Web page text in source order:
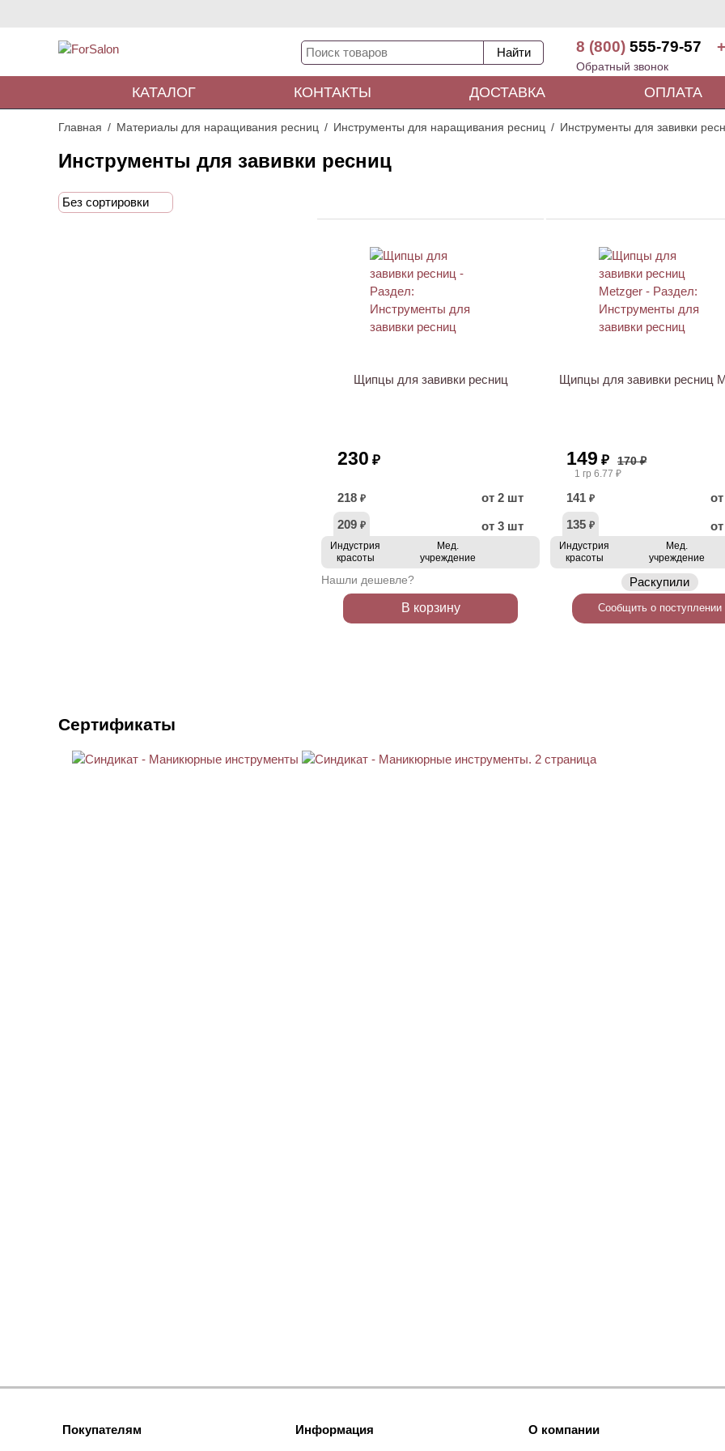
8 (800) 555-79-57
Обратный звонок
КАТАЛОГ КОНТАКТЫ ДОСТАВКА ОПЛАТА
Главная Материалы для наращивания ресниц Инструменты для наращивания ресниц Инструменты для завивки
Инструменты для завивки ресниц
Без сортировки
Щипцы для завивки ресниц
230 ₽
218 ₽
от 2 шт
209 ₽ от 3 шт
Индустрия
красоты
Мед.
учреждение
Нашли дешевле?
В корзину
Щипцы для завивки ресниц
149 ₽ 170 ₽
1 гр 6.77 ₽
141 ₽
135 ₽
Индустрия
красоты
Мед.
учреждение
Раскупили
Сообщить о поступлении
Сертификаты
Покупателям Информация О компании